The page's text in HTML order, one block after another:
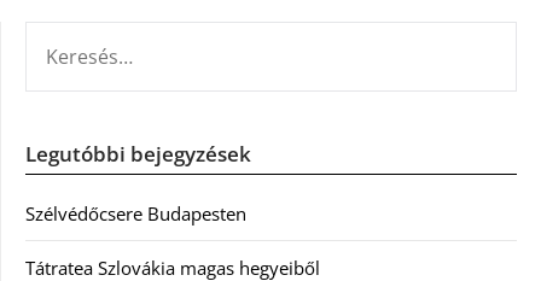
Legutóbbi bejegyzések
Szélvédőcsere Budapesten
Tátratea Szlovákia magas hegyeiből